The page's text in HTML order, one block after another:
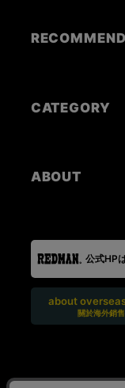
RECOMMEND
CATEGORY
ABOUT
公式HP
about
關於海外銷售